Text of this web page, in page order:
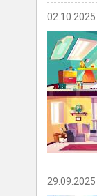
02.10.2025
29.09.2025